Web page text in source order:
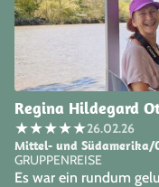
Regina Hildegard
★★★★★26.02.26
Mittel- und Südamerika/
GRUPPENREISE
Es war ein rundum